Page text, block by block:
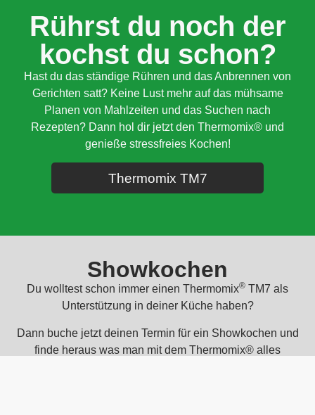
Rührst du noch der
kochst du schon?
Hast du das ständige Rühren und das Anbrennen von
Gerichten satt? Keine Lust mehr auf das mühsame
Planen von Mahlzeiten und das Suchen nach
Rezepten? Dann hol dir jetzt den Thermomix® und
genieße stressfreies Kochen!
Thermomix TM7
Showkochen
Du wolltest schon immer einen Thermomix® TM7 als
Unterstützung in deiner Küche haben?
Dann buche jetzt deinen Termin für ein Showkochen und
finde heraus was man mit dem Thermomix® alles